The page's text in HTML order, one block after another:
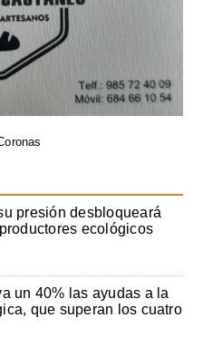
presión desbloqueará
ecológicos
un 40% las ayudas a la
que superan los cuatro